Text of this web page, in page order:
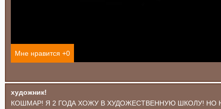
Мне нравится +0
художник!
КОШМАР! Я 2 ГОДА ХОЖУ В ХУДОЖЕСТВЕННУЮ ШКОЛУ! НО